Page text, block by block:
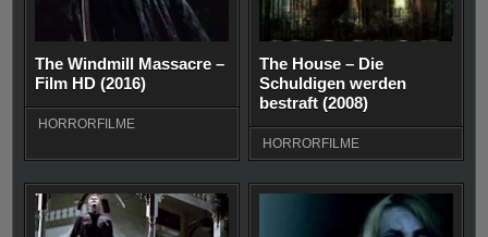
The Windmill Massacre –
Film HD (2016)
HORRORFILME
The House – Die
Schuldigen werden
bestraft (2008)
HORRORFILME